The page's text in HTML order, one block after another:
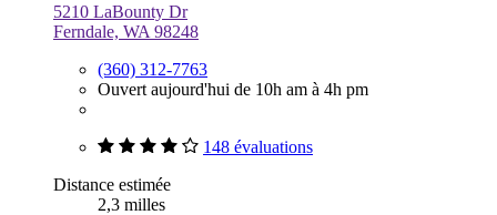
5210 LaBounty Dr
Ferndale, WA 98248
(360) 312-7763
Ouvert aujourd'hui de 10h am à 4h pm
148 évaluations
Distance estimée
2,3 milles